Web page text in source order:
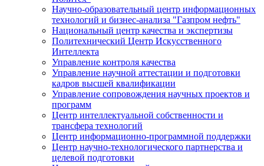
Научно-образовательный центр информационных
технологий и бизнес-анализа "Газпром нефть"
Национальный центр качества и экспертизы
Политехнический Центр Искусственного
Интеллекта
Управление контроля качества
Управление научной аттестации и подготовки
кадров высшей квалификации
Управление сопровождения научных проектов и
программ
Центр интеллектуальной собственности и
трансфера технологий
Центр информационно-программной поддержки
Центр научно-технологического партнерства и
целевой подготовки